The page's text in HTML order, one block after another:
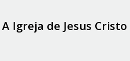
Igreja de Jesus Cristo